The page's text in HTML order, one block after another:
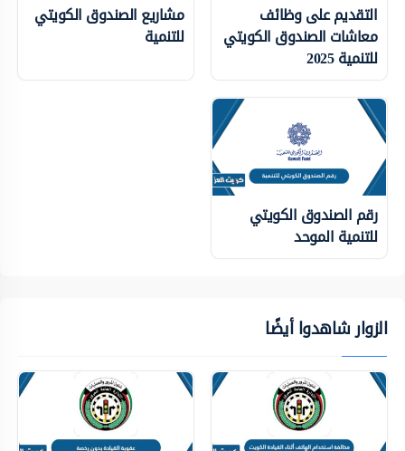
التقديم على وظائف
معاشات الصندوق الكويتي
للتنمية 2025
مشاريع الصندوق الكويتي
للتنمية
رقم الصندوق الكويتي
للتنمية الموحد
الزوار شاهدوا أيضًا